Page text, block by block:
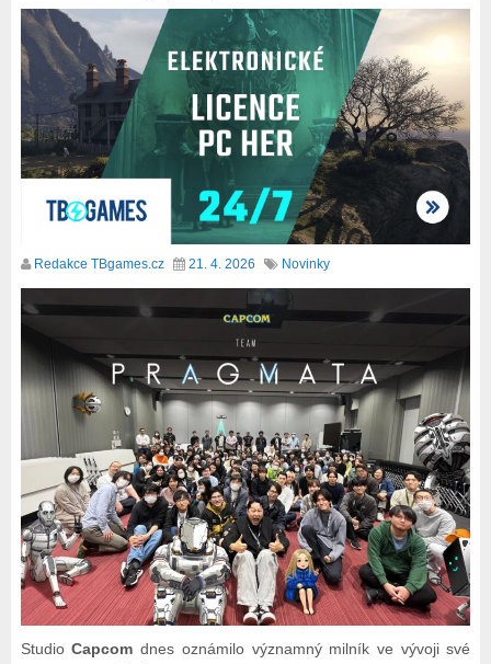
Redakce TBgames.cz 21. 4. 2026 Novinky
StudioCapcom dnes oznámilo významný milník ve vývoji své